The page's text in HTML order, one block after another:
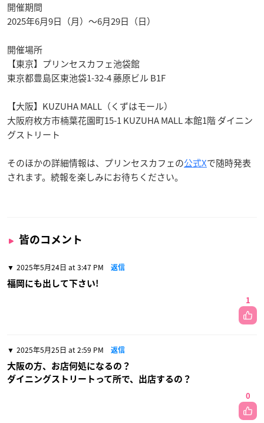
開催期間
2025年6月9日（月）～6月29日（日）
開催場所
【東京】プリンセスカフェ池袋館
東京都豊島区東池袋1-32-4 藤原ビル B1F
【大阪】KUZUHA MALL（くずはモール）
大阪府枚方市楠葉花園町15-1 KUZUHA MALL 本館1階 ダイニン
グストリート
そのほかの詳細情報は、プリンセスカフェの公式Xで随時発表
されます。続報を楽しみにお待ちください。
皆のコメント
2025年5月24日 at 3:47 PM 返信
福岡にも出して下さい!
1
2025年5月25日 at 2:59 PM 返信
大阪の方、お店何処になるの？
ダイニングストリートって所で、出店するの？
0